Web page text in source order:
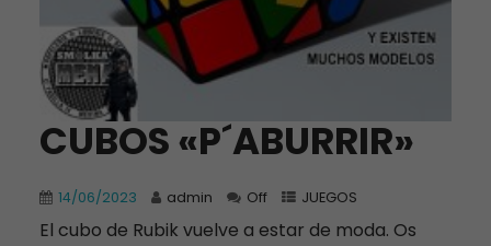
CUBOS «P´ABURRIR»
14/06/2023 admin Off JUEGOS
El cubo de Rubik vuelve a estar de moda. Os